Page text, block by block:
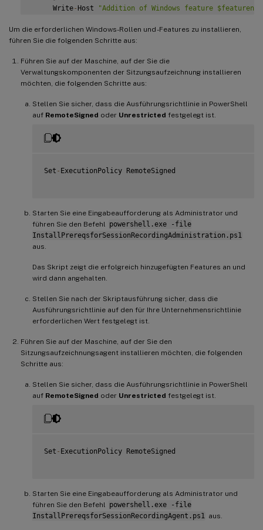
AddFeatures( 'Web-Lgcy-Mgmt-Console' #IIS 6
AddFeatures
'web-websockets' ) # IIS
Web Sockets
AddFeatures
( 'NET-WCF-HTTP-Activation45'
     Write
-Host
"Addition of Windows feature
# Start to install Windows feature
if (-not (($system -Like '\*Microsoft Windows Server
{
     Exit
}
if ($system
AddFeatures ( 'MSMQ' )
#Message Queuing
'MSMQ-HTTP-Support'
         dism
/ online /enable -feature /featurename:
{
         Write
- Host
}
     write
- Host "Addition of Windows feature MSMQ HTTP
}
Um die erforderlichen Windows-Rollen und -Features zu installieren,
führen Sie die folgenden Schritte aus:
Führen Sie auf der Maschine, auf der Sie die
Verwaltungskomponenten der Sitzungsaufzeichnung installieren
möchten, die folgenden Schritte aus:
Stellen Sie sicher, dass die Ausführungsrichtlinie in PowerShell
auf RemoteSigned oder Unrestricted festgelegt ist.
Set - ExecutionPolicy RemoteSigned
Starten Sie eine Eingabeaufforderung als Administrator und
führen Sie den Befehl
powershell.exe -file
InstallPrereqsforSessionRecordingAdministration.ps1
aus.
Das Skript zeigt die erfolgreich hinzugefügten Features an und
wird dann angehalten.
Stellen Sie nach der Skriptausführung sicher, dass die
Ausführungsrichtlinie auf den für Ihre Unternehmensrichtlinie
erforderlichen Wert festgelegt ist.
Führen Sie auf der Maschine, auf der Sie den
Sitzungsaufzeichnungsagent installieren möchten, die folgenden
Schritte aus:
Stellen Sie sicher, dass die Ausführungsrichtlinie in PowerShell
auf RemoteSigned oder Unrestricted festgelegt ist.
Set - ExecutionPolicy RemoteSigned
Starten Sie eine Eingabeaufforderung als Administrator und
führen Sie den Befehl
powershell.exe -file
InstallPrereqsforSessionRecordingAgent.ps1
aus.